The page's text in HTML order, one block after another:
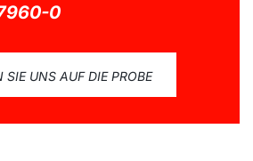
0
SIE UNS AUF DIE PROBE